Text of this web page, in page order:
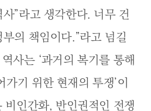
”라고 생각한다. 너무 건
의 책임이다.”라고 넘길
사는 ‘과거의 복기를 통해
기 위한 현재의 투쟁’이
비인간화, 반인권적인 전쟁